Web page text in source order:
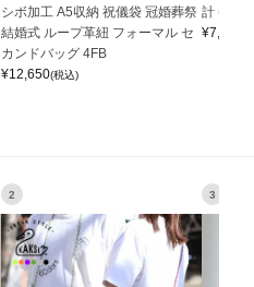
シボ加工 A5収納 祝儀袋 冠婚葬祭
結婚式 ループ革紐 フォーマル セ
カンドバッグ 4FB
¥12,650(税込)
計
¥7,150
2 3